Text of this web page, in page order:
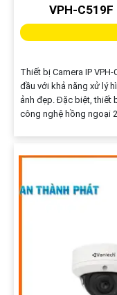
VPH-C519F
Thiết bị Camera IP
đầu với khả năng xử lý
ảnh đẹp. Đặc biệt, thiết
công nghệ hồng ngoại